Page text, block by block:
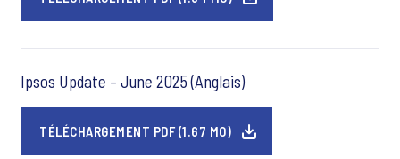
Ipsos Update – June 2025 (Anglais)
TÉLÉCHARGEMENT PDF (1.67 MO)